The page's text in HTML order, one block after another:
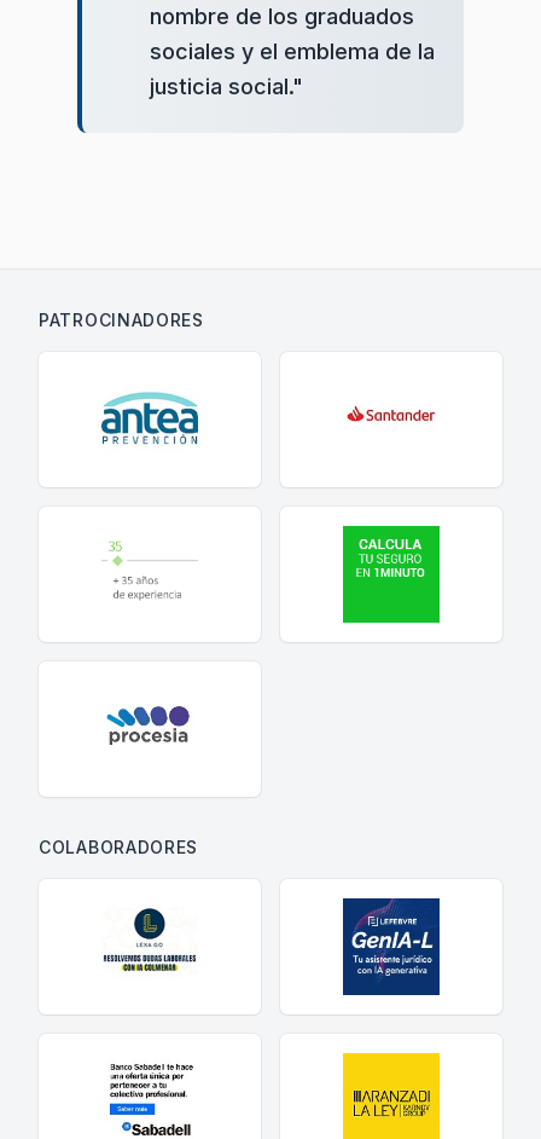
nombre de los graduados
sociales y el emblema de la
justicia social."
PATROCINADORES
COLABORADORES